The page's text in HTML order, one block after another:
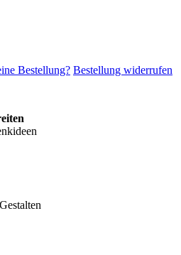
Bestellung? Bestellung widerrufen